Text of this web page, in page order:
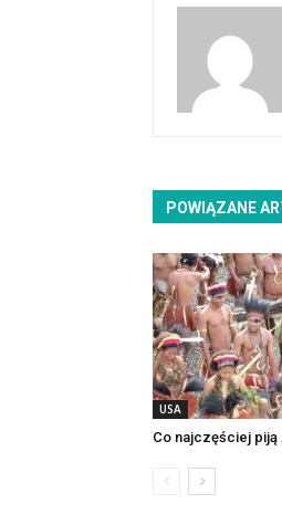
POWIĄZANE
USA
Co najczęściej piją